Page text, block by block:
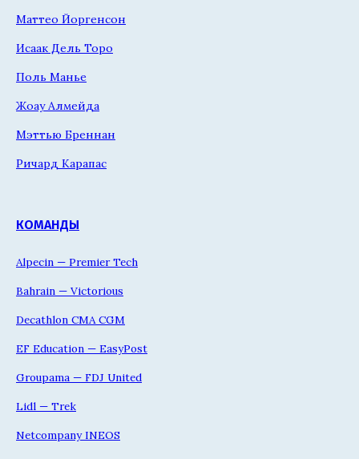
Маттео Йоргенсон
Исаак Дель Торо
Поль Манье
Жоау Алмейда
Мэттью Бреннан
Ричард Карапас
КОМАНДЫ
Alpecin — Premier Tech
Bahrain — Victorious
Decathlon CMA CGM
EF Education — EasyPost
Groupama — FDJ United
Lidl — Trek
Netcompany INEOS